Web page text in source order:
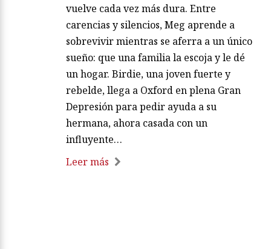
vuelve cada vez más dura. Entre
carencias y silencios, Meg aprende a
sobrevivir mientras se aferra a un único
sueño: que una familia la escoja y le dé
un hogar. Birdie, una joven fuerte y
rebelde, llega a Oxford en plena Gran
Depresión para pedir ayuda a su
hermana, ahora casada con un
influyente…
Leer más